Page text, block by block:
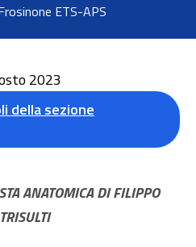
ETS-APS
2023
della sezione
ANATOMICA DI FILIPPO